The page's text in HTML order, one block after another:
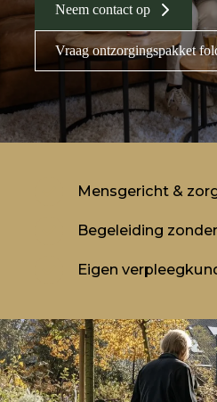
Neem contact op
Vraag ontzorgingspakket
Mensgericht &
Begeleiding
Eigen